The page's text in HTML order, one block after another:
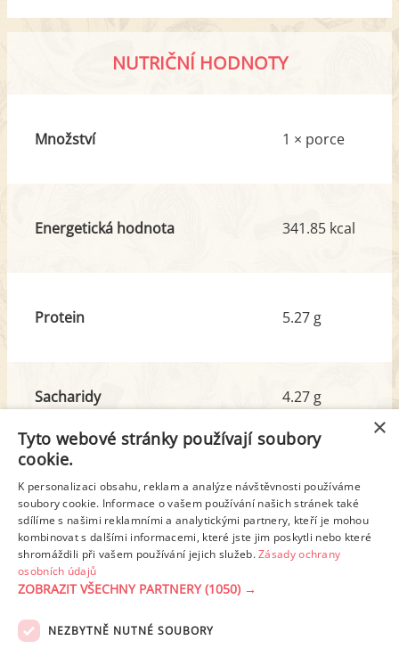
NUTRIČNÍ HODNOTY
Množství 1 × porce
Energetická hodnota 341.85 kcal
Protein 5.27 g
Sacharidy
z toho cukr
4.27 g
0.29 g
Tuk
z toho nas. mastné kyseliny
35.85 g
12.71 g
Detailní rozpis
×
Tyto webové stránky používají soubory
cookie.
K personalizaci obsahu, reklam a analýze návštěvnosti používáme
soubory cookie. Informace o vašem používání našich stránek také
sdílíme s našimi reklamními a analytickými partnery, kteří je mohou
kombinovat s dalšími informacemi, které jste jim poskytli nebo které
shromáždili při vašem používání jejich služeb.Zásady ochrany
osobních údajů
ZOBRAZIT VŠECHNY PARTNERY(1050) →
NEZBYTNĚ NUTNÉ SOUBORY